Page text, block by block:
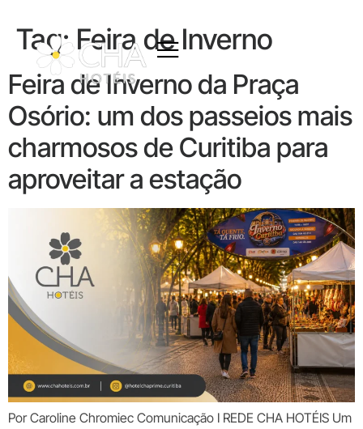
Tag:Feira de Inverno
Feira de Inverno da Praça
Osório: um dos passeios mais
charmosos de Curitiba para
aproveitar a estação
Por Caroline Chromiec Comunicação I REDE CHA HOTÉIS Um